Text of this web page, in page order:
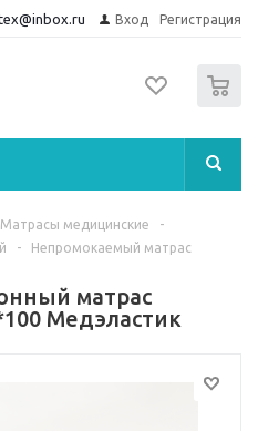
Вход Регистрация
Матрасы медицинские
-
- Непромокаемый матрас
матрас
Медэластик